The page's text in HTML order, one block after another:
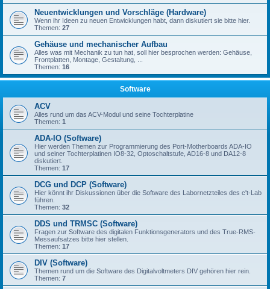
Neuentwicklungen und Vorschläge (Hardware)
Wenn ihr Ideen zu neuen Entwicklungen habt, dann diskutiert sie bitte hier.
Themen: 27
Gehäuse und mechanischer Aufbau
Alles was mit Mechanik zu tun hat, soll hier besprochen werden: Gehäuse,
Frontplatten, Montage, Gestaltung, ...
Themen: 16
Software
ACV
Alles rund um das ACV-Modul und seine Tochterplatine
Themen: 1
ADA-IO (Software)
Hier werden Themen zur Programmierung des Port-Motherboards ADA-IO
und seiner Tochterplatinen IO8-32, Optoschaltstufe, AD16-8 und DA12-8
diskutiert.
Themen: 17
DCG und DCP (Software)
Hier könnt ihr Diskussionen über die Software des Labornetzteiles des c't-Lab
führen.
Themen: 32
DDS und TRMSC (Software)
Fragen zur Software des digitalen Funktionsgenerators und des True-RMS-
Messaufsatzes bitte hier stellen.
Themen: 17
DIV (Software)
Themen rund um die Software des Digitalvoltmeters DIV gehören hier rein.
Themen: 7